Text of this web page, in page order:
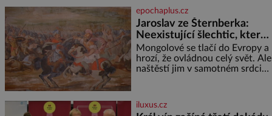
by doufal, že horká zem u
herečky ze seriálu Ulice a
režiséra vychladne,
epochaplus.cz
Jaroslav ze Šternberka:
Neexistující šlechtic, který
z Moravy vyžene Mongoly
Mongolové se tlačí do Evropy a
hrozí, že ovládnou celý svět. Ale
naštěstí jim v samotném srdci
dobyvatelské hordy zastavit. Co
nedokáže žádná z asijských říší,
iluxus.cz